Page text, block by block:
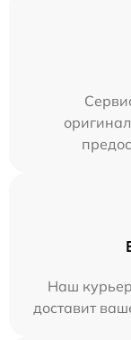
Наш
доставит